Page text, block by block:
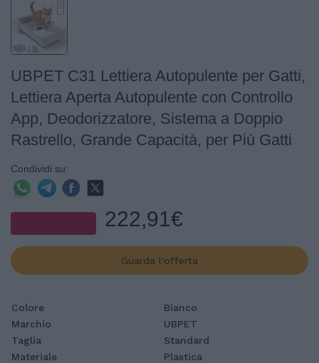
UBPET C31 Lettiera Autopulente per Gatti,
Lettiera Aperta Autopulente con Controllo
App, Deodorizzatore, Sistema a Doppio
Rastrello, Grande Capacità, per Più Gatti
Condividi su:
222,91€
Guarda l'offerta
Colore
Bianco
Marchio
UBPET
Taglia
Standard
Materiale
Plastica